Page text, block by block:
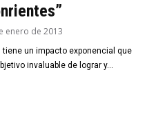
enero de 2013
un impacto exponencial que
invaluable de lograr y...